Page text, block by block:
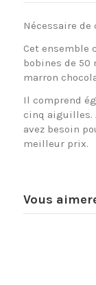
Nécessaire de
Cet ensemble
bobines de 50
marron
Il comprend
cinq aiguilles.
avez besoin
meilleur prix.
Vous